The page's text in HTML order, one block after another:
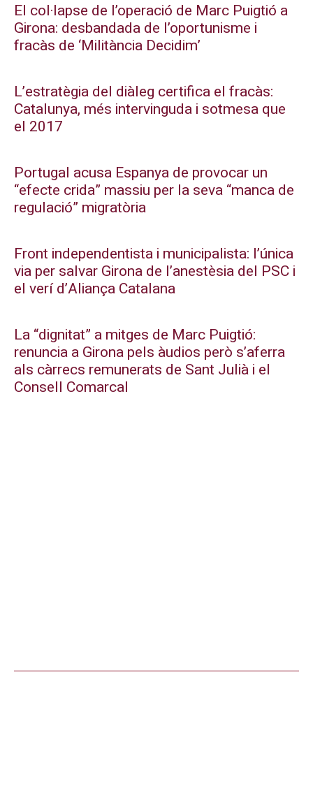
El col·lapse de l’operació de Marc Puigtió a
Girona: desbandada de l’oportunisme i
fracàs de ‘Militància Decidim’
L’estratègia del diàleg certifica el fracàs:
Catalunya, més intervinguda i sotmesa que
el 2017
Portugal acusa Espanya de provocar un
“efecte crida” massiu per la seva “manca de
regulació” migratòria
Front independentista i municipalista: l’única
via per salvar Girona de l’anestèsia del PSC i
el verí d’Aliança Catalana
La “dignitat” a mitges de Marc Puigtió:
renuncia a Girona pels àudios però s’aferra
als càrrecs remunerats de Sant Julià i el
Consell Comarcal